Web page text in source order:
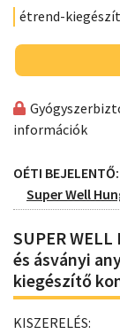
étrend-
információk
OÉTI BEJELENTŐ:
Super Well
SUPER
és ásványi
kiegészítő
KISZERELÉS: